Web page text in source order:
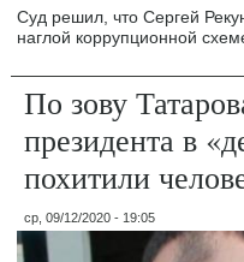
Суд решил, что Сергей
наглой коррупционной
По зову
президента в
похитили
ср, 09/12/2020 - 19:05